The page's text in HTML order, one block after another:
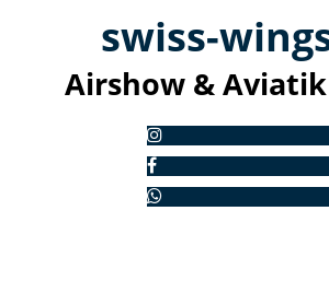
swiss-win
Airshow & Aviatik